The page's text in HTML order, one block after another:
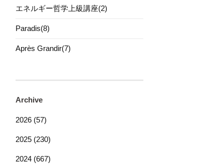
エネルギー哲学上級講座(2)
Paradis(8)
Après Grandir(7)
Archive
2026 (57)
2025 (230)
2024 (667)